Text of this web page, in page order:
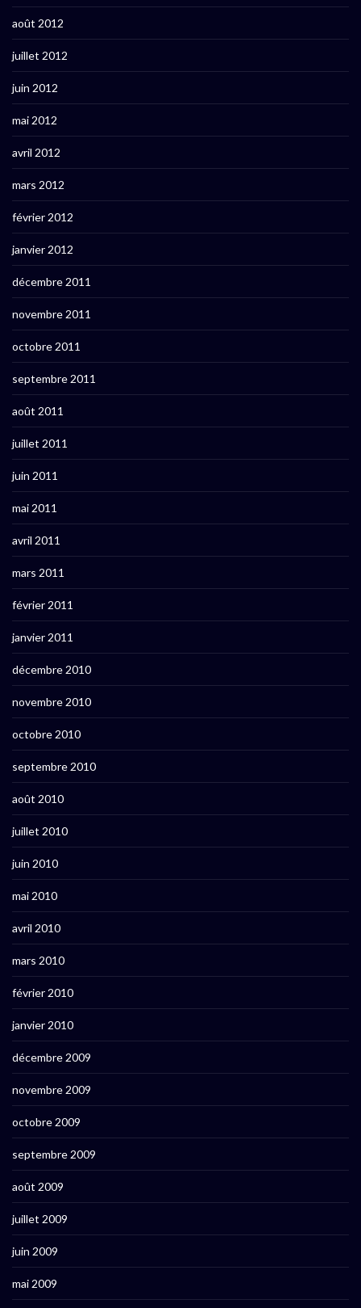
août 2012
juillet 2012
juin 2012
mai 2012
avril 2012
mars 2012
février 2012
janvier 2012
décembre 2011
novembre 2011
octobre 2011
septembre 2011
août 2011
juillet 2011
juin 2011
mai 2011
avril 2011
mars 2011
février 2011
janvier 2011
décembre 2010
novembre 2010
octobre 2010
septembre 2010
août 2010
juillet 2010
juin 2010
mai 2010
avril 2010
mars 2010
février 2010
janvier 2010
décembre 2009
novembre 2009
octobre 2009
septembre 2009
août 2009
juillet 2009
juin 2009
mai 2009